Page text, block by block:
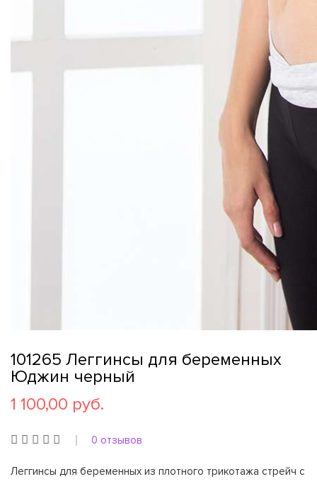
101265 Леггинсы для беременных
Юджин черный
1 100,00 руб.
0 отзывов
Леггинсы для беременных из плотного трикотажа стрейч с